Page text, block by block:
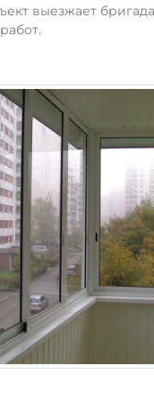
выезжает